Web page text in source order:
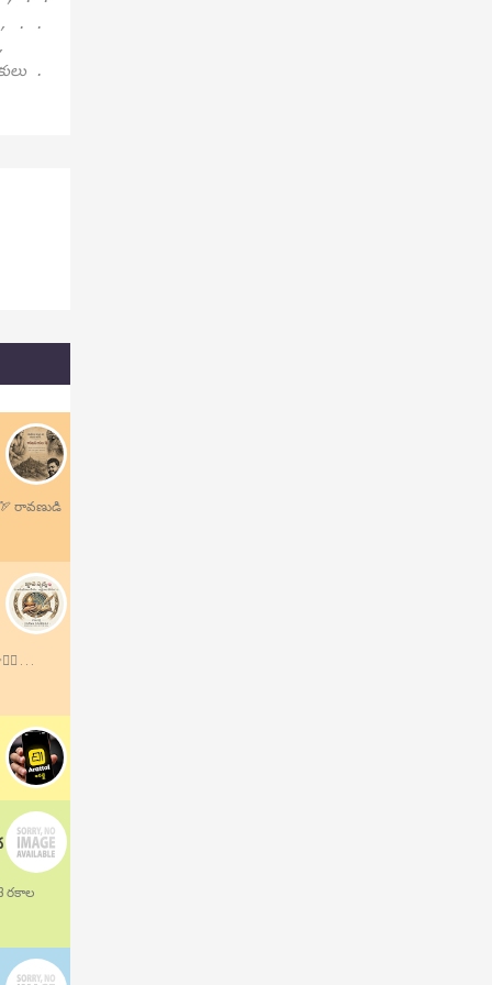
, . .
.
రావణుడి
. . .
రకాల